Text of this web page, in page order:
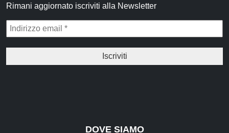
Profumi Arabi
Profumi per il corpo
Profumi per l'Ambiente
Profumi in Olio Roll-on
Narghilè e Accessori per Narghilè
Rimani aggiornato iscriviti alla Newsletter
DOVE SIAMO